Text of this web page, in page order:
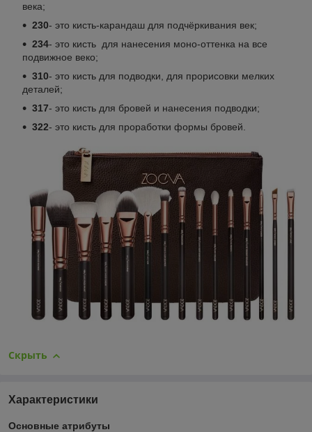
века;
230- это кисть-карандаш для подчёркивания век;
234- это кисть для нанесения моно-оттенка на все
подвижное веко;
310- это кисть для подводки, для прорисовки мелких
деталей;
317- это кисть для бровей и нанесения подводки;
322- это кисть для проработки формы бровей.
Скрыть
Характеристики
Основные атрибуты